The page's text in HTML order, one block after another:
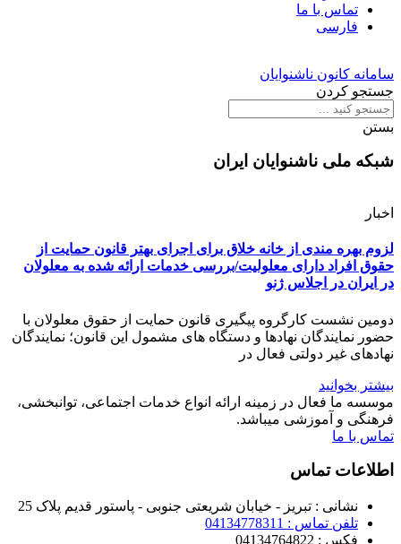
تماس با ما
فارسی
سامانه کانون ناشنوایان
جستجو کردن
بستن
شبکه ملی ناشنوایان ایران
اخبار
لزوم بهره مندی از خانه خلاق برای اجرای بهتر قانون حمایت از
حقوق افراد دارای معلولیت/بررسی خدمات ارائه شده به معلولان
در ایران در اجلاس ژنو
دومین نشست کارگروه پیگیری قانون حمایت از حقوق معلولان با
حضور نمایندگان نهادها و دستگاه های مشمول این قانون؛ نمایندگان
نهادهای غیر دولتی فعال در
بیشتر بخوانید
موسسه ما فعال در زمینه ارائه انواع خدمات اجتماعی، توانبخشی،
فرهنگی و آموزشی میباشد.
تماس با ما
اطلاعات تماس
نشانی : تبریز - خیابان شریعتی جنوبی - پاستور قدیم پلاک 25
تلفن تماس : 04134778311
فکس : 04134764822